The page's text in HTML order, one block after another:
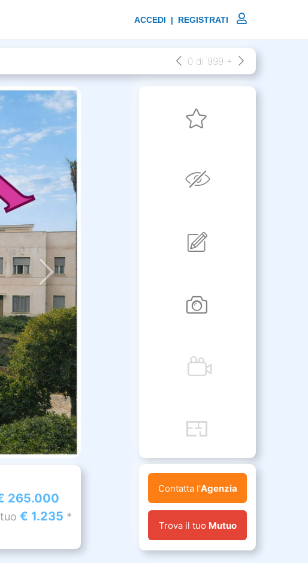
ACCEDI | REGISTRATI
0 di 999 +
265.000
€ 1.235 *
Contatta l'Agenzia
Trova il tuo Mutuo